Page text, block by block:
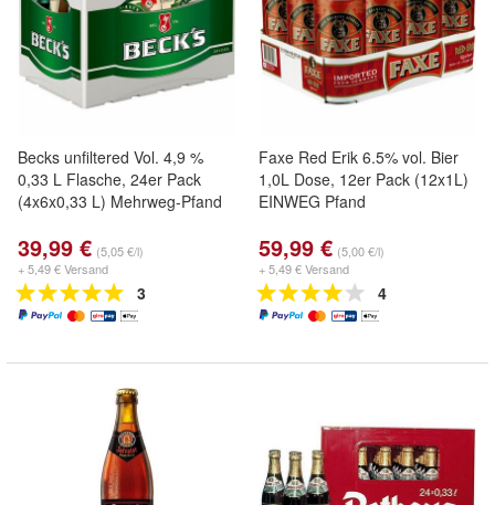
Becks unfiltered Vol. 4,9 %
0,33 L Flasche, 24er Pack
(4x6x0,33 L) Mehrweg-Pfand
39,99 € (5,05 €/l)
+ 5,49 € Versand
3
Faxe Red Erik 6.5% vol. Bier
1,0L Dose, 12er Pack (12x1L)
EINWEG Pfand
59,99 € (5,00 €/l)
+ 5,49 € Versand
4